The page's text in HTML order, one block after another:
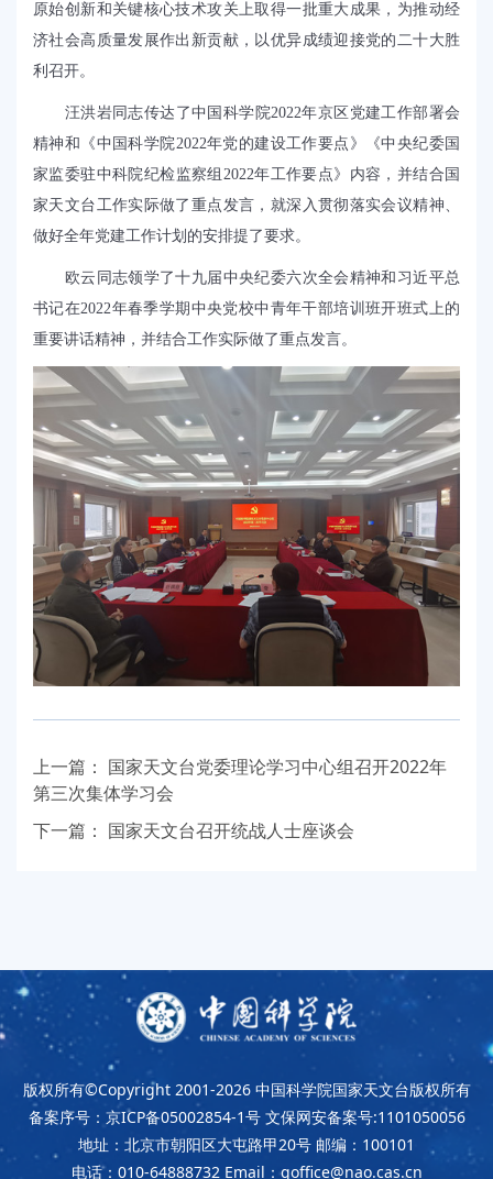
原始创新和关键核心技术攻关上取得一批重大成果，为推动经
济社会高质量发展作出新贡献，以优异成绩迎接党的二十大胜
利召开。
汪洪岩同志传达了中国科学院2022年京区党建工作部署会
精神和《中国科学院2022年党的建设工作要点》《中央纪委国
家监委驻中科院纪检监察组 2022年工作要点》内容，并结合国
家天文台工作实际做了重点发言，就深入贯彻落实会议精神、
做好全年党建工作计划的安排提了要求。
欧云同志领学了十九届中央纪委六次全会精神和习近平总
书记在2022年春季学期中央党校中青年干部培训班开班式上的
重要讲话精神，并结合工作实际做了重点发言。
上一篇： 国家天文台党委理论学习中心组召开2022年
第三次集体学习会
下一篇： 国家天文台召开统战人士座谈会
版权所有©Copyright 2001-2026 中国科学院国家天文台版权所有
备案序号：京ICP备05002854-1号 文保网安备案号:1101050056
地址：北京市朝阳区大屯路甲20号 邮编：100101
电话：010-64888732 Email：goffice@nao.cas.cn